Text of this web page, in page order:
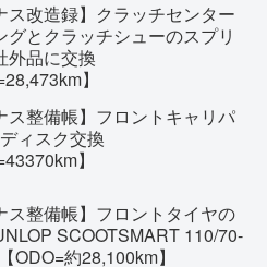
ス改造録】クラッチセンター
グとクラッチシューのスプリ
外品に交換
】
ス整備帳】フロントキャリパ
ィスク交換
】
ス整備帳】フロントタイヤの
SCOOTSMART 110/70-
ODO=約28,100km】